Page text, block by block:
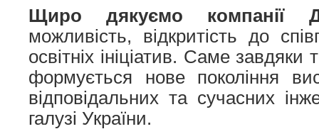
Щиро дякуємо компанії
можливість, відкритість до
освітніх ініціатив. Саме
формується нове покоління
відповідальних та сучасних
галузі України.